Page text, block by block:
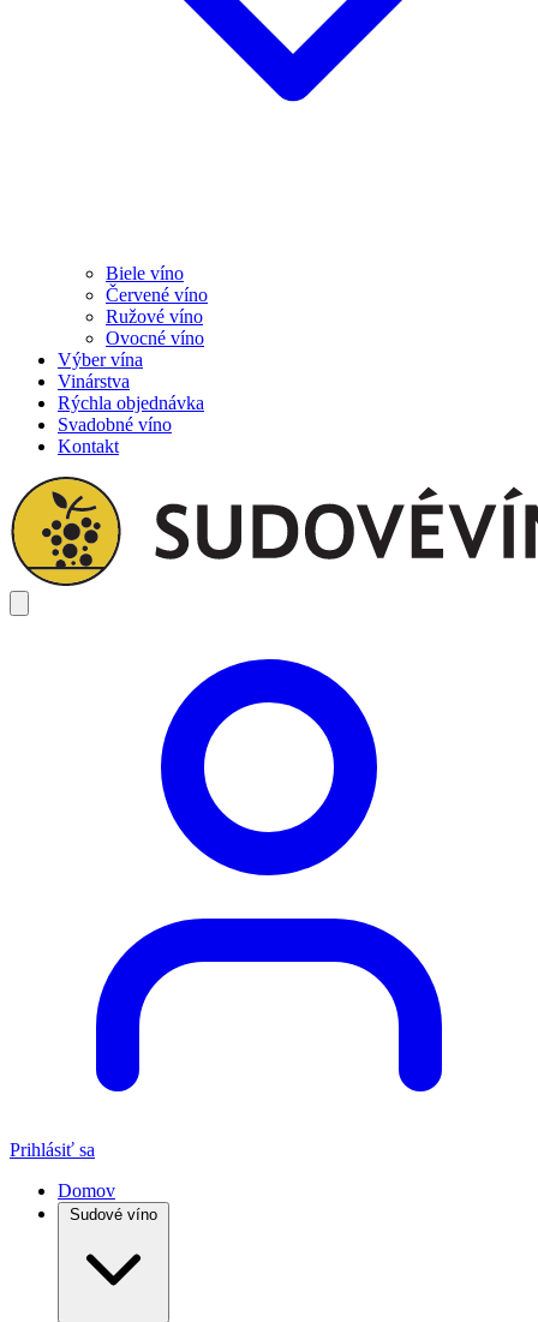
Biele víno
Červené víno
Ružové víno
Ovocné víno
Výber vína
Vinárstva
Rýchla objednávka
Svadobné víno
Kontakt
Prihlásiť sa
Domov
Sudové víno